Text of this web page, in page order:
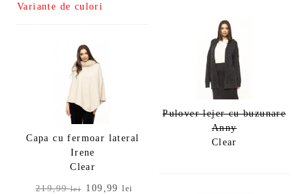
a
fost:
este:
109,99 lei.
Variante de culori
Capa cu fermoar lateral
Irene
Clear
219,99lei
Prețul
109,99lei
Pulover lejer cu buzunare
Anny
Clear